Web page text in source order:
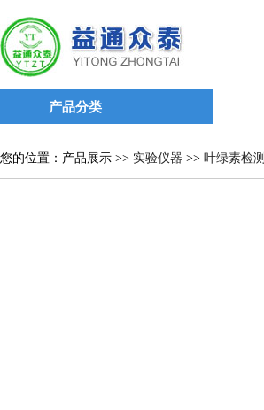
产品分类
您的位置：产品展示 >> 实验仪器 >> 叶绿素检测